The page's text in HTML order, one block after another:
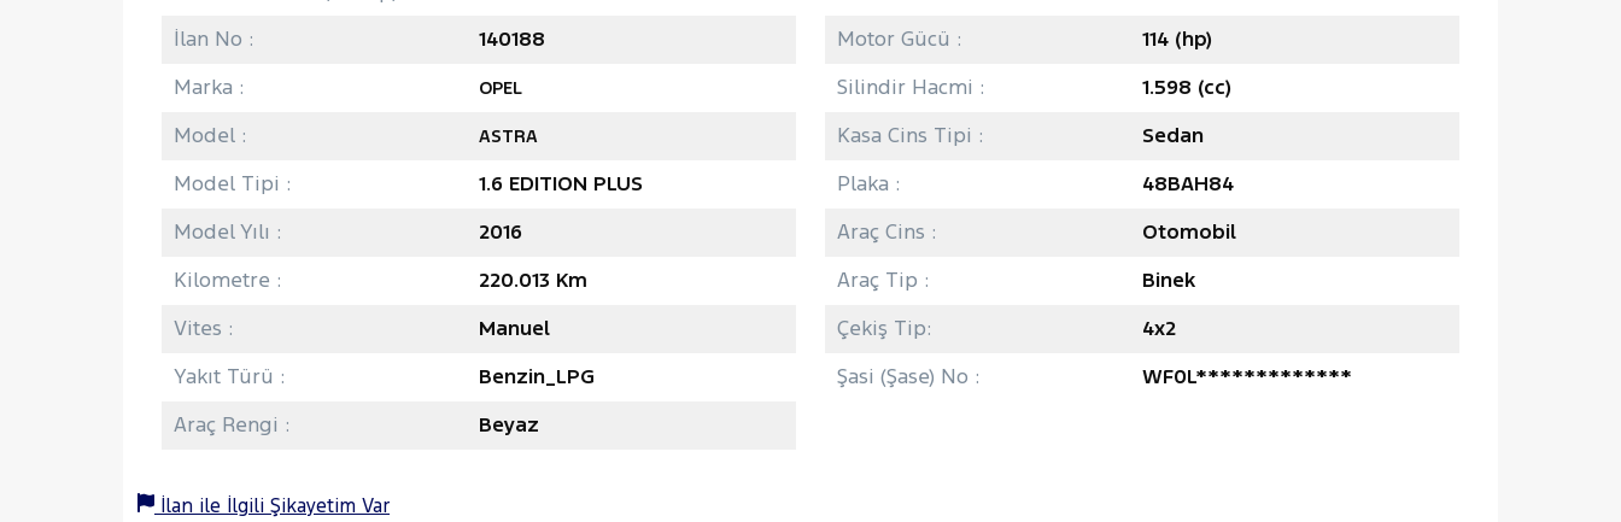
İlan No :
140188
Marka :
OPEL
Model : ASTRA
Model Tipi :
1.6 EDITION PLUS
Model Yılı :
2016
Kilometre :
220.013 Km
Vites :
Manuel
Yakıt Türü :
Benzin_LPG
Araç Rengi :
Beyaz
Motor Gücü :
114 (hp)
Silindir Hacmi :
1.598 (cc)
Kasa Cins Tipi :
Sedan
Plaka :
48BAH84
Araç Cins :
Otomobil
Araç Tip :
Binek
Çekiş Tip:
4x2
Şasi (Şase) No :
WF0L*************
İlan ile İlgili Şikayetim Var